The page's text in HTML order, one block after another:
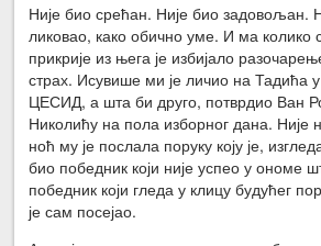
Није био срећан. Није био задовољан.
ликовао, како обично уме. И ма колико
прикрије из њега је избијало
страх. Исувише ми је личио на Тадића у
ЦЕСИД, а шта би друго, потврдио Ван
Николићу на пола изборног дана. Није
ноћ му је послала поруку коју је,
био победник који није успео у ономе
победник који гледа у клицу будућег
је сам посејао.